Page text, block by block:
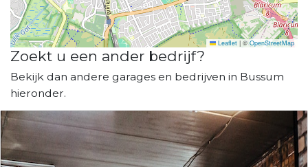
Leaflet | ©OpenStreetMap
Zoekt u een ander bedrijf?
Bekijk dan andere garages en bedrijven in Bussum
hieronder.